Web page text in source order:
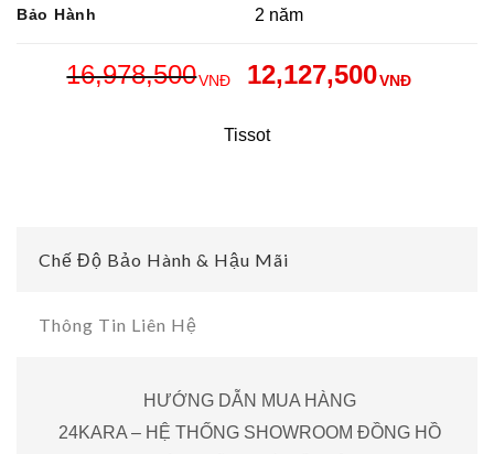
Bảo Hành 2 năm
16,978,500VNĐ 12,127,500VNĐ
Tissot
Chế Độ Bảo Hành & Hậu Mãi
Thông Tin Liên Hệ
HƯỚNG DẪN MUA HÀNG
24KARA – HỆ THỐNG SHOWROOM ĐỒNG HỒ